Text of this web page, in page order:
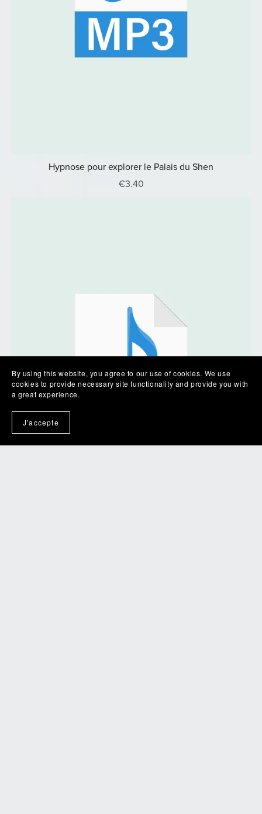
Hypnose pour explorer le Palais du Shen
€3.40
By using this website, you agree to our use of cookies. We use
cookies to provide necessary site functionality and provide you with
a great experience.
J'accepte